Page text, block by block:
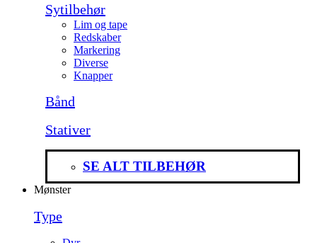
Sytilbehør
Lim og tape
Redskaber
Markering
Diverse
Knapper
Bånd
Stativer
SE ALT TILBEHØR
Mønster
Type